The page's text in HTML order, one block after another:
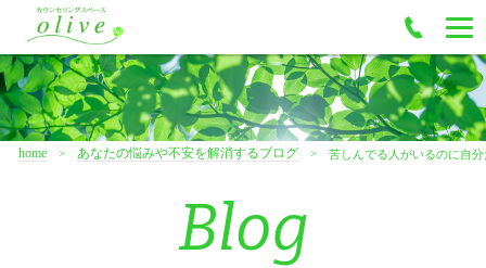
home あなたの悩みや不安を解消するブログ 苦しんでる人がいるのに自
Blog